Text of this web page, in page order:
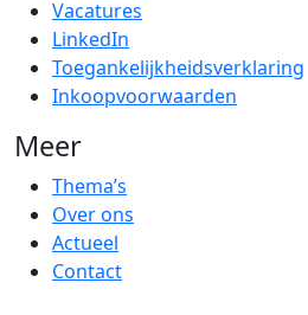
Vacatures
LinkedIn
Toegankelijkheidsverklaring
Inkoopvoorwaarden
Meer
Thema’s
Over ons
Actueel
Contact